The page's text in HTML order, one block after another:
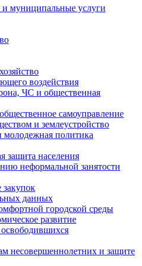
и муниципальные услуги
воздействия
ЧС и общественная
самоуправление
и землеустройство
молодежная политика
защита населения
неформальной занятости
закупок
данных
городской среды
развитие
несовершеннолетних и защите